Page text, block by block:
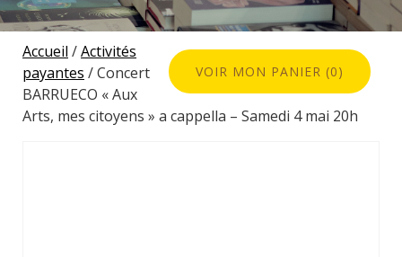
VOIR MON PANIER (0)
Accueil /Activités
payantes / Concert
BARRUECO « Aux
Arts, mes citoyens » a cappella – Samedi 4 mai 20h